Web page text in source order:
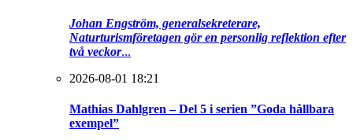
Johan Engström, generalsekreterare,
Naturturismföretagen gör en personlig reflektion efter
två veckor...
2026-08-01 18:21
Mathias Dahlgren – Del 5 i serien ”Goda hållbara
exempel”